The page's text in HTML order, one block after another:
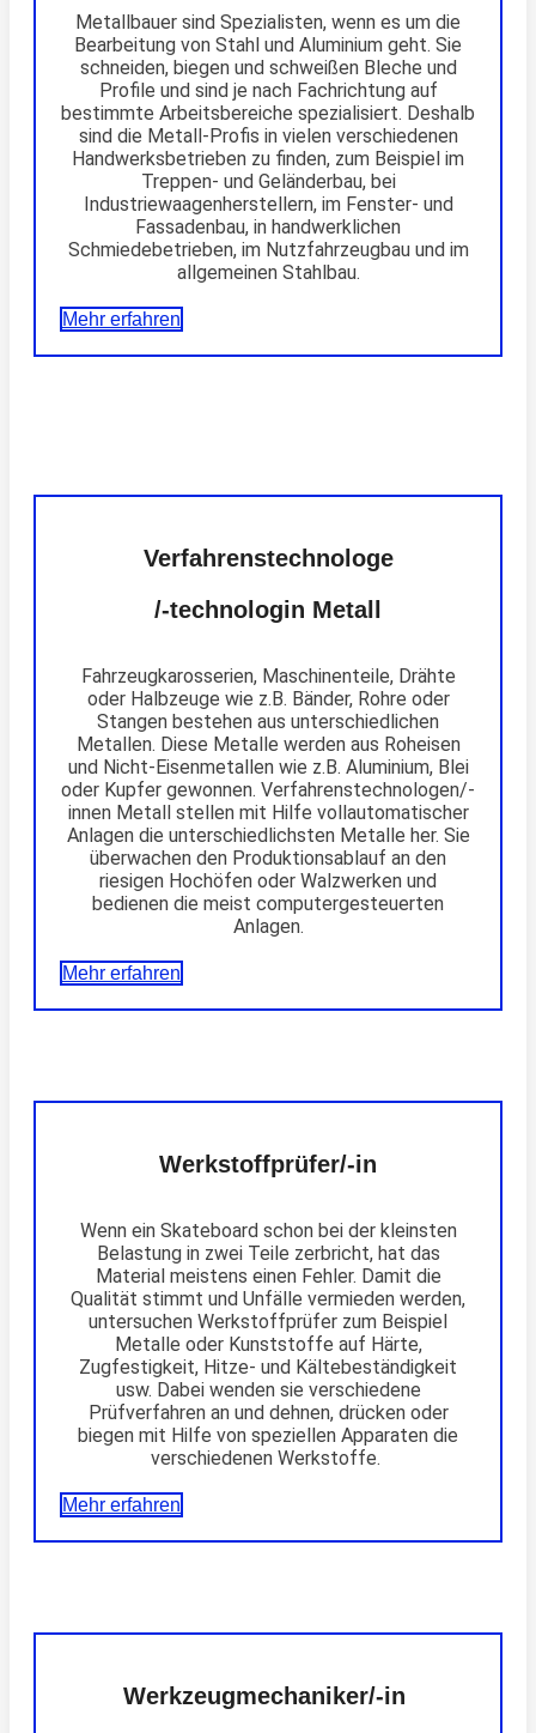
Metallbauer sind Spezialisten, wenn es um die
Bearbeitung von Stahl und Aluminium geht. Sie
schneiden, biegen und schweißen Bleche und
Profile und sind je nach Fachrichtung auf
bestimmte Arbeitsbereiche spezialisiert. Deshalb
sind die Metall-Profis in vielen verschiedenen
Handwerksbetrieben zu finden, zum Beispiel im
Treppen- und Geländerbau, bei
Industriewaagenherstellern, im Fenster- und
Fassadenbau, in handwerklichen
Schmiedebetrieben, im Nutzfahrzeugbau und im
allgemeinen Stahlbau.
Mehr erfahren
Verfahrenstechnologe
/-technologin Metall
Fahrzeugkarosserien, Maschinenteile, Drähte
oder Halbzeuge wie z.B. Bänder, Rohre oder
Stangen bestehen aus unterschiedlichen
Metallen. Diese Metalle werden aus Roheisen
und Nicht-Eisenmetallen wie z.B. Aluminium, Blei
oder Kupfer gewonnen. Verfahrenstechnologen/-
innen Metall stellen mit Hilfe vollautomatischer
Anlagen die unterschiedlichsten Metalle her. Sie
überwachen den Produktionsablauf an den
riesigen Hochöfen oder Walzwerken und
bedienen die meist computergesteuerten
Anlagen.
Mehr erfahren
Werkstoffprüfer/-in
Wenn ein Skateboard schon bei der kleinsten
Belastung in zwei Teile zerbricht, hat das
Material meistens einen Fehler. Damit die
Qualität stimmt und Unfälle vermieden werden,
untersuchen Werkstoffprüfer zum Beispiel
Metalle oder Kunststoffe auf Härte,
Zugfestigkeit, Hitze- und Kältebeständigkeit
usw. Dabei wenden sie verschiedene
Prüfverfahren an und dehnen, drücken oder
biegen mit Hilfe von speziellen Apparaten die
verschiedenen Werkstoffe.
Mehr erfahren
Werkzeugmechaniker/-in